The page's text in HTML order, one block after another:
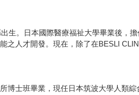
生。日本國際醫療福祉大學畢業後，
之人才開發。現在，除了在BESLI
博士班畢業，現任日本筑波大學人類